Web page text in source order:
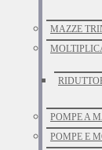
MAZZE
POMPE A
POMPE E